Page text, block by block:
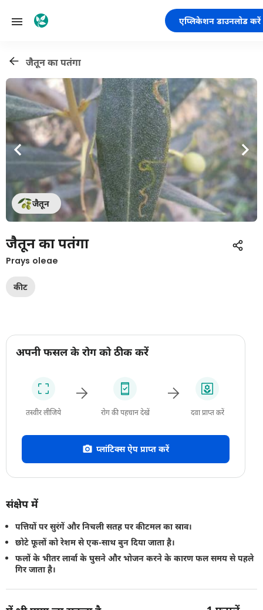
एप्लिकेशन डाउनलोड करें
जैतून का पतंगा
जैतून
जैतून का पतंगा
Prays oleae
कीट
अपनी फसल के रोग को ठीक करें
तस्वीर लीजिये रोग की पहचान देखें दवा प्राप्त करें
प्लांटिक्स ऐप प्राप्त करें
संक्षेप में
पत्तियों पर सुरंगें और निचली सतह पर कीटमल का स्राव।
छोटे फूलों को रेशम से एक-साथ बुन दिया जाता है।
फलों के भीतर लार्वा के घुसने और भोजन करने के कारण फल समय से पहले
गिर जाता है।